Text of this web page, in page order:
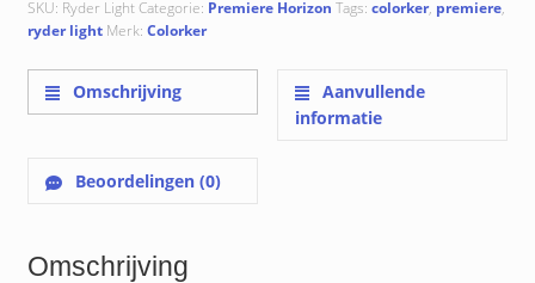
SKU: Ryder LightCategorie: Premiere Horizon Tags: colorker, premiere,
ryder light Merk: Colorker
Omschrijving
Aanvullende
informatie
Beoordelingen (0)
Omschrijving